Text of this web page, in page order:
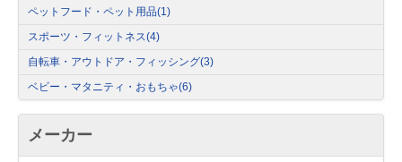
ペットフード・ペット用品(1)
スポーツ・フィットネス(4)
自転車・アウトドア・フィッシング(3)
ベビー・マタニティ・おもちゃ(6)
メーカー